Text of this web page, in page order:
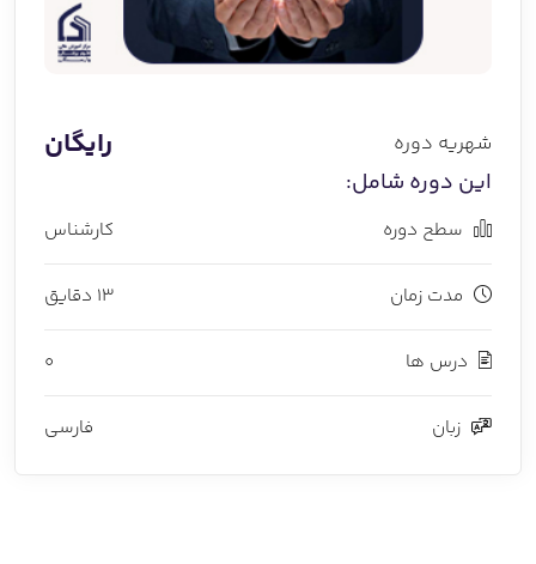
شهریه دوره رایگان
این دوره شامل:
سطح دوره کارشناس
مدت زمان 13 دقایق
درس ها 0
زبان فارسی